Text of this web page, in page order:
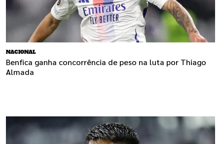
NACIONAL
Benfica ganha concorrência de peso na luta por Thiago
Almada